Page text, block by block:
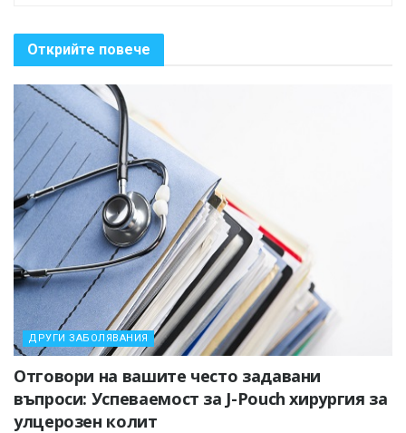
Открийте повече
ДРУГИ ЗАБОЛЯВАНИЯ
Отговори на вашите често задавани
въпроси: Успеваемост за J-Pouch хирургия за
улцерозен колит